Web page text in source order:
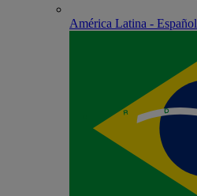
América Latina - Español